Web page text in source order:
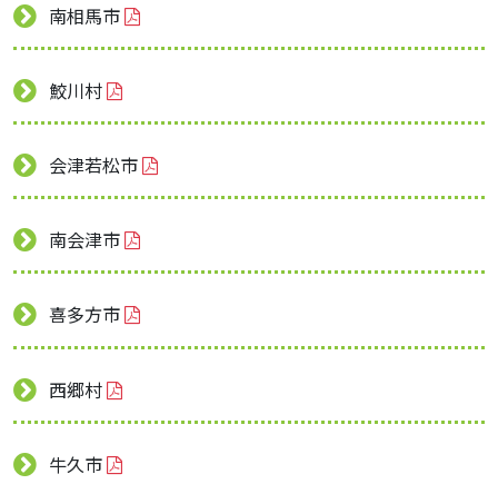
南相馬市
鮫川村
会津若松市
南会津市
喜多方市
西郷村
牛久市